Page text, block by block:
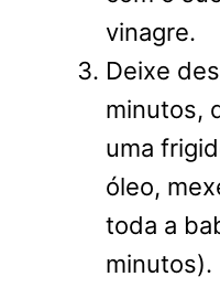
vinagre.
Deixe
minutos,
uma
óleo,
toda a
minutos).